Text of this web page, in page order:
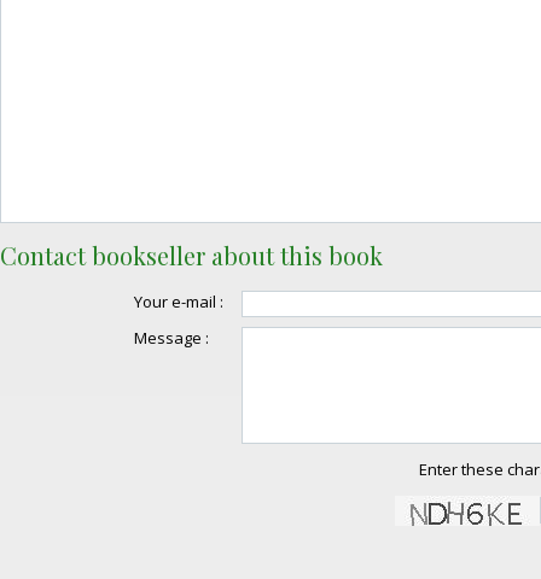
Contact bookseller about this book
Your e-mail :
Message :
Enter these